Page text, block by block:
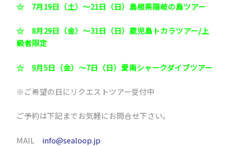
☆ 7月19日（土）～21日（日）島根県隠岐の島ツアー
☆ 8月29日（金）～31日（日）鹿児島トカラツアー/上
級者限定
☆ 9月5日（金）～7日（日）愛南シャークダイブツアー
※ご希望の日にリクエストツアー受付中
ご予約は下記までお気軽にお問合せ下さい。
MAIL info@sealoop.jp